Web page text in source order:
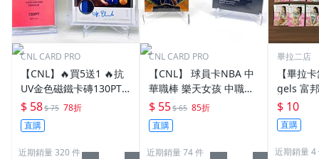
CNL CARD PRO
【CNL】🔥買5送1 🔥抗
UV金色磁鐵卡磚130PT
球員卡NBA 中華職棒 樂
天女孩 中職啦啦隊 Passi
on Sisters 保護 P+ 卡磚
$ 58$ 75 78折
直購
近期銷量 320 件
CNL CARD PRO
【CNL】 球員卡NBA 中
華職棒 樂天女孩 中職啦
啦隊T1 P+ 薄膜 卡膜55P
t(35pt也適用)
$ 55$ 65 85折
直購
近期銷量 74 件
畢拉二店
【畢拉
gels 富
粉紅平
東東 秀秀子 檸檬 潔米
橘子 蓁
游 朱朱
$ 10
直購
近期銷量 4